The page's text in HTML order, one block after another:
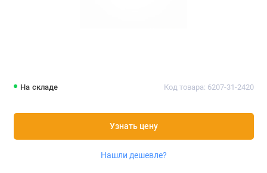
На складе Код товара: 6207-31-2420
Узнать цену
Нашли дешевле?